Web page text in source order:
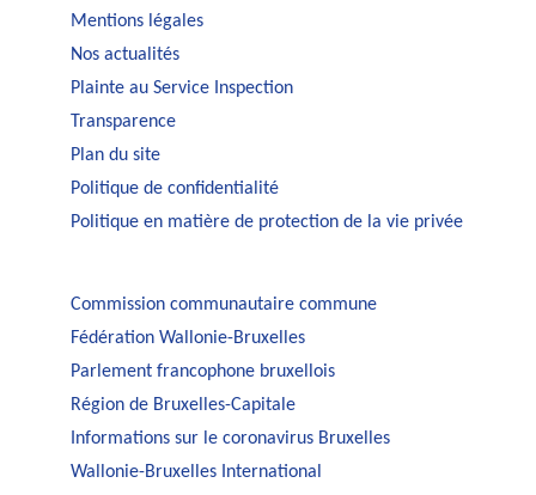
Mentions légales
Nos actualités
Plainte au Service Inspection
Transparence
Plan du site
Politique de confidentialité
Politique en matière de protection de la vie privée
Commission communautaire commune
Fédération Wallonie-Bruxelles
Parlement francophone bruxellois
Région de Bruxelles-Capitale
Informations sur le coronavirus Bruxelles
Wallonie-Bruxelles International